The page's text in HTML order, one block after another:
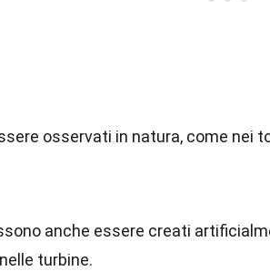
osservati in natura, come nei
anche essere creati
turbine.